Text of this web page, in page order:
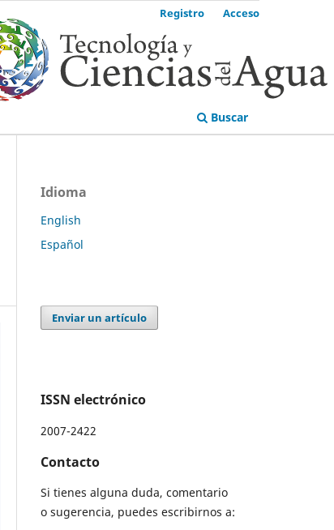
Buscar
Registro Acceso
Idioma
English
Español
Enviar un artículo
ISSN electrónico
2007-2422
Contacto
Si tienes alguna duda, comentario
o sugerencia, puedes escribirnos a: